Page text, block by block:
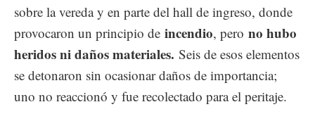
sobre la vereda y en parte del hall de ingreso, donde
provocaron un principio de incendio, pero no hubo
heridos ni daños materiales. Seis de esos elementos
se detonaron sin ocasionar daños de importancia;
uno no reaccionó y fue recolectado para el peritaje.